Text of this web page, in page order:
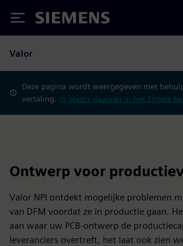
Siemens
Valor
Deze pagina wordt weergegeven met
vertaling. In plaats daarvan in het Engels
Ontwerp voor
Valor NPI ontdekt mogelijke problemen
van DFM voordat ze in productie gaan.
aan waar uw PCB-ontwerp de
leveranciers overtreft, het laat ook zien